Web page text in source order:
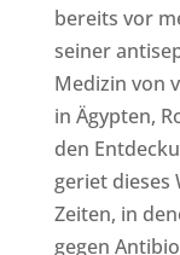
bereits vor
seiner
Medizin von
in Ägypten,
den
geriet dieses
Zeiten, in
gegen